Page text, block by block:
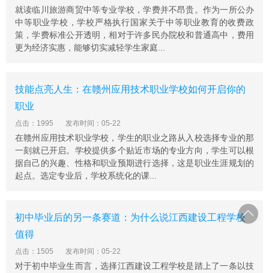
就读临川旅游商贸中等专业学校，学费并不昂贵。作为一所公办
中等职业学校，学校严格执行国家关于中等职业教育的收费政
策，学费标准公开透明，相对于许多民办院校和普通高中，费用
更为经济实惠，能够切实减轻学生家庭...
技能点亮人生：在赣州应用技术职业学校如何开启你的
职业
点击：1995 发布时间：05-22
在赣州应用技术职业学校，学生的职业之路从入校选择专业的那
一刻就已开启。学校提供多个贴近市场的专业方向，学生可以根
据自己的兴趣、性格和职业预期进行选择，这是职业生涯规划的
起点。选定专业后，学校系统化的课...
初中毕业后的另一条赛道：为什么说江西建设工程学校
值得
点击：1505 发布时间：05-22
对于初中毕业生而言，选择江西建设工程学校是踏上了一条以技